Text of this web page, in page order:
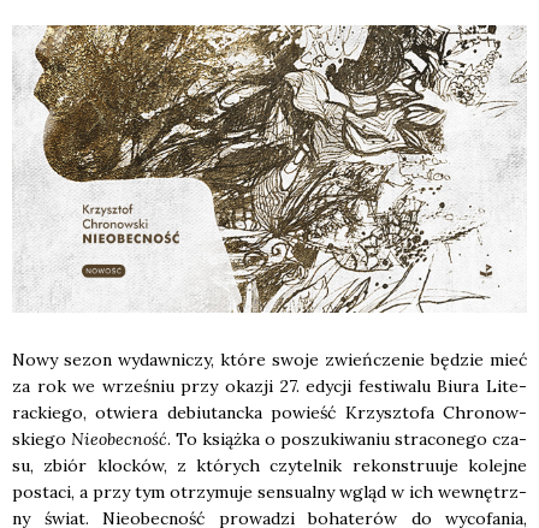
Nowy sezon wydaw­ni­czy, któ­re swo­je zwień­cze­nie będzie mieć
za rok we wrze­śniu przy oka­zji 27. edy­cji festi­wa­lu Biu­ra Lite­
rac­kie­go, otwie­ra debiu­tanc­ka powieść Krzysz­to­fa Chro­now­
skie­go Nie­obec­ność. To książ­ka o poszu­ki­wa­niu stra­co­ne­go cza­
su, zbiór kloc­ków, z któ­rych czy­tel­nik rekon­stru­uje kolej­ne
posta­ci, a przy tym otrzy­mu­je sen­su­al­ny wgląd w ich wewnętrz­
ny świat. Nie­obec­ność pro­wa­dzi boha­te­rów do wyco­fa­nia,